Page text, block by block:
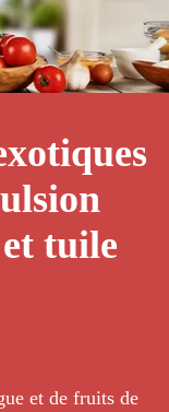
tuile
et de fruits de